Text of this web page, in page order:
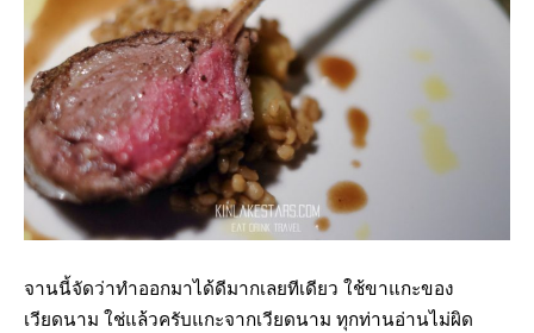
จานนี้จัดว่าทำออกมาได้ดีมากเลยทีเดียว ใช้ขาแกะของ
เวียดนาม ใช่แล้วครับแกะจากเวียดนาม ทุกท่านอ่านไม่ผิด